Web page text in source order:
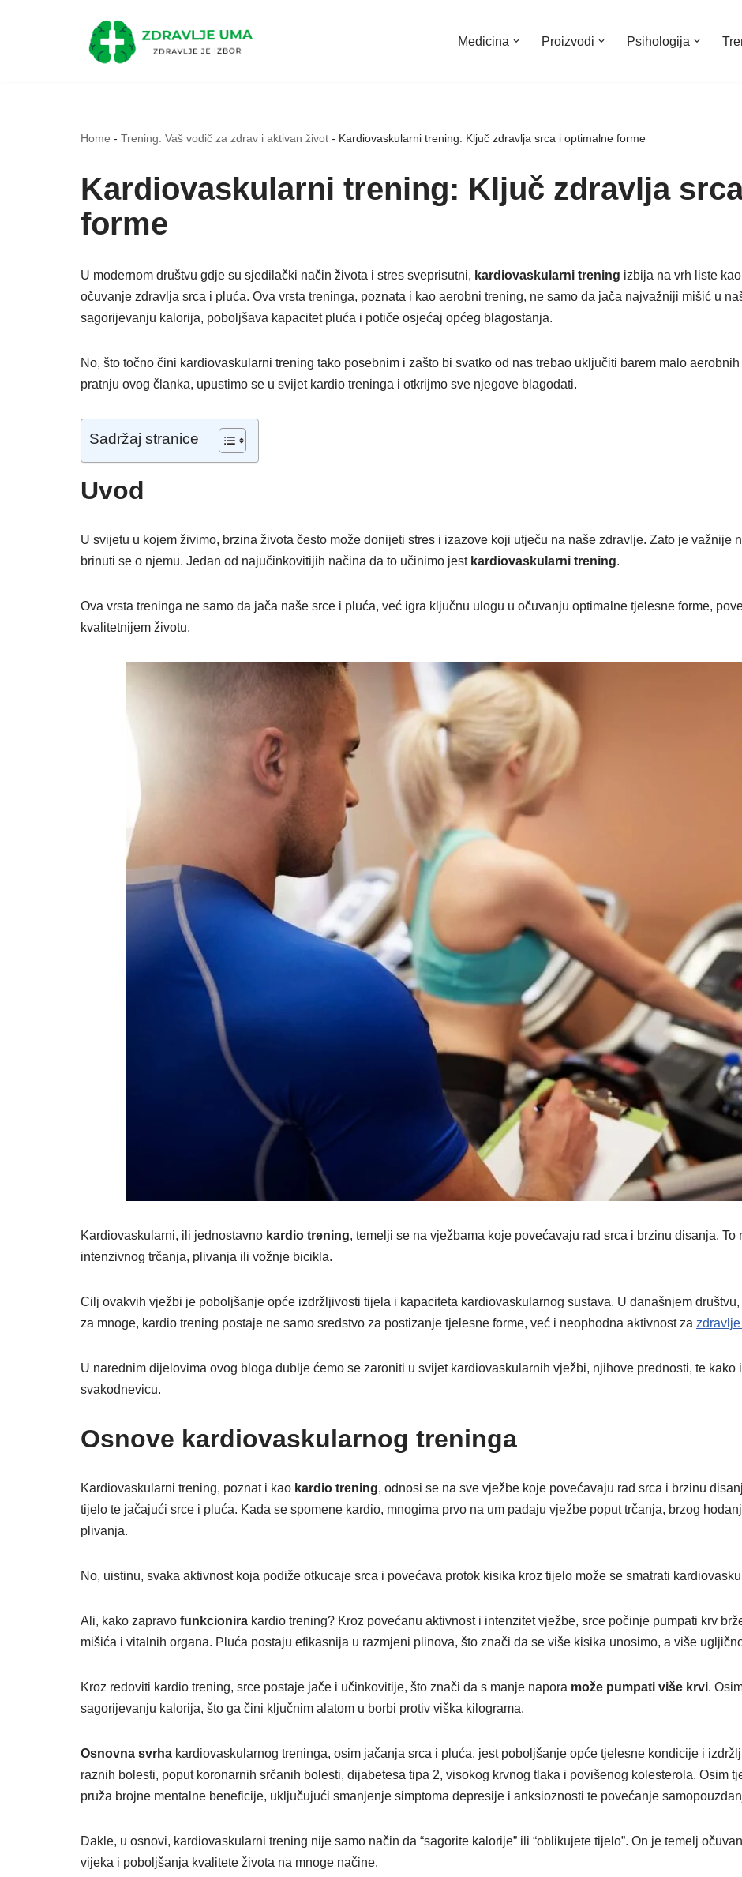
Medicina Proizvodi Psihologija
Home - Trening: Vaš vodič za zdrav i aktivan život - Kardiovaskularni trening: Ključ zdravlja srca i optimalne forme
Kardiovaskularni trening: Ključ zdravlja
forme
U modernom društvu gdje su sjedilački način života i stres sveprisutni, kardiovaskularni trening izbija na vrh liste
očuvanje zdravlja srca i pluća. Ova vrsta treninga, poznata i kao aerobni trening, ne samo da jača najvažniji mišić u
sagorijevanju kalorija, poboljšava kapacitet pluća i potiče osjećaj općeg blagostanja.
No, što točno čini kardiovaskularni trening tako posebnim i zašto bi svatko od nas trebao uključiti barem malo
pratnju ovog članka, upustimo se u svijet kardio treninga i otkrijmo sve njegove blagodati.
Sadržaj stranice
Uvod
U svijetu u kojem živimo, brzina života često može donijeti stres i izazove koji utječu na naše zdravlje. Zato je važnije
brinuti se o njemu. Jedan od najučinkovitijih načina da to učinimo jest kardiovaskularni trening.
Ova vrsta treninga ne samo da jača naše srce i pluća, već igra ključnu ulogu u očuvanju optimalne tjelesne forme,
kvalitetnijem životu.
Kardiovaskularni, ili jednostavno kardio trening, temelji se na vježbama koje povećavaju rad srca i brzinu disanja.
intenzivnog trčanja, plivanja ili vožnje bicikla.
Cilj ovakvih vježbi je poboljšanje opće izdržljivosti tijela i kapaciteta kardiovaskularnog sustava. U današnjem
za mnoge, kardio trening postaje ne samo sredstvo za postizanje tjelesne forme, već i neophodna aktivnost za
U narednim dijelovima ovog bloga dublje ćemo se zaroniti u svijet kardiovaskularnih vježbi, njihove prednosti, te kako
svakodnevicu.
Osnove kardiovaskularnog treninga
Kardiovaskularni trening, poznat i kao kardio trening, odnosi se na sve vježbe koje povećavaju rad srca i brzinu
tijelo te jačajući srce i pluća. Kada se spomene kardio, mnogima prvo na um padaju vježbe poput trčanja, brzog
plivanja.
No, uistinu, svaka aktivnost koja podiže otkucaje srca i povećava protok kisika kroz tijelo može se smatrati
Ali, kako zapravo funkcionira kardio trening? Kroz povećanu aktivnost i intenzitet vježbe, srce počinje pumpati krv
mišića i vitalnih organa. Pluća postaju efikasnija u razmjeni plinova, što znači da se više kisika unosimo, a više
Kroz redoviti kardio trening, srce postaje jače i učinkovitije, što znači da s manje napora može pumpati više krvi.
sagorijevanju kalorija, što ga čini ključnim alatom u borbi protiv viška kilograma.
Osnovna svrha kardiovaskularnog treninga, osim jačanja srca i pluća, jest poboljšanje opće tjelesne kondicije i
raznih bolesti, poput koronarnih srčanih bolesti, dijabetesa tipa 2, visokog krvnog tlaka i povišenog kolesterola. Osim
pruža brojne mentalne beneficije, uključujući smanjenje simptoma depresije i anksioznosti te povećanje
Dakle, u osnovi, kardiovaskularni trening nije samo način da “sagorite kalorije” ili “oblikujete tijelo”. On je temelj
vijeka i poboljšanja kvalitete života na mnoge načine.